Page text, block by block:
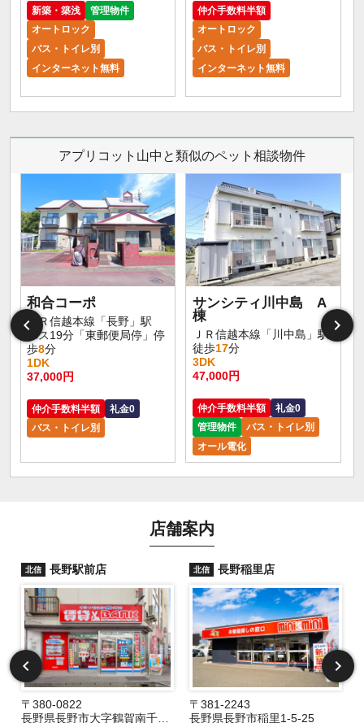
新築・築浅
管理物件
オートロック
バス・トイレ別
インターネット無料
仲介手数料半額
オートロック
バス・トイレ別
インターネット無料
アプリコット山中と類似のペット相談物件
和合コーポ
ＪＲ信越本線「長野」駅
バス19分「東郵便局停」停
歩8分
1DK
37,000円
仲介手数料半額
礼金0
バス・トイレ別
サンシティ川中島 A
棟
ＪＲ信越本線「川中島」駅
徒歩17分
3DK
47,000円
仲介手数料半額
礼金0
管理物件
バス・トイレ別
オール電化
店舗案内
北信 長野駅前店
〒380-0822
長野県長野市大字鶴賀南千歳町826
北信 長野稲里店
〒381-2243
長野県長野市稲里1-5-25